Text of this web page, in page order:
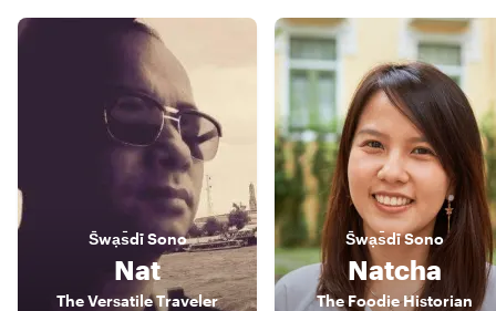
S̄wạs̄dī Sono
Nat
The Versatile Traveler
S̄wạs̄dīSono
Natcha
The Foodie Historian